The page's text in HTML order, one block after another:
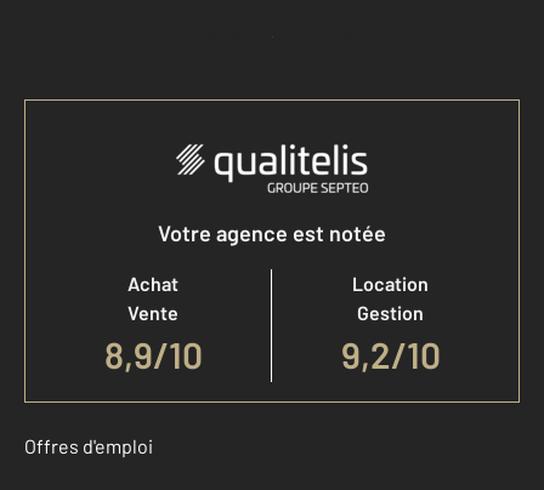
Accéder à mon compte
Votre agence est notée
Achat
Vente
8,9/10
Location
Gestion
9,2/10
Offres d'emploi